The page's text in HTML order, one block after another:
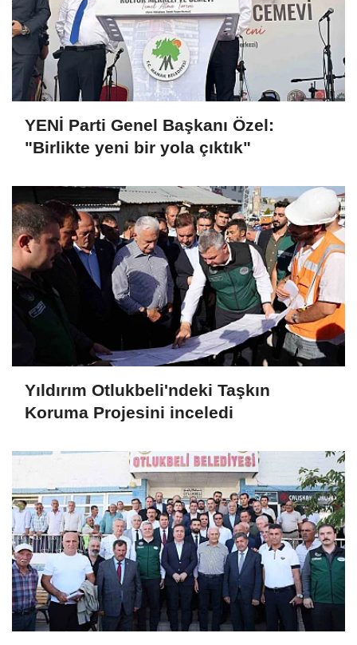
YENİ Parti Genel Başkanı Özel:
"Birlikte yeni bir yola çıktık"
Yıldırım Otlukbeli'ndeki Taşkın
Koruma Projesini inceledi